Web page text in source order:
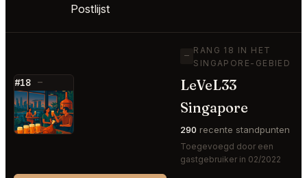
Postlijst
#18 —
⭐
—
RANG 18 IN HET
SINGAPORE-GEBIED
LeVeL33
Singapore
290 recente standpunten
Toegevoegd door een
gastgebruiker in 02/2022